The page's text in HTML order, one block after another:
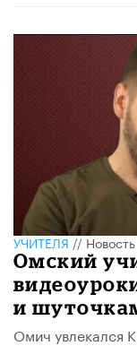
УЧИТЕЛЯ//Новость
Омский
и
Омич увлекался